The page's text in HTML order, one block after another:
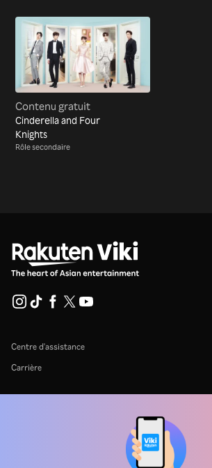
Contenu gratuit
Cinderella and Four
Knights
Rôle secondaire
Centre d'assistance
Carrière